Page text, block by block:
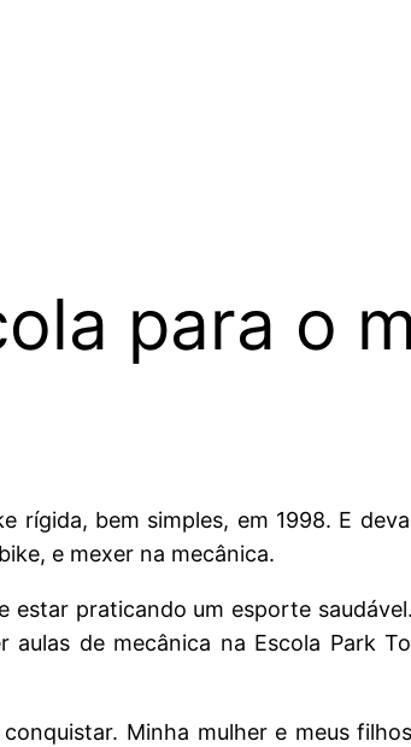
para o
rígida, bem simples, em 1998. E
e mexer na mecânica.
praticando um esporte
de mecânica na Escola Park
Minha mulher e meus